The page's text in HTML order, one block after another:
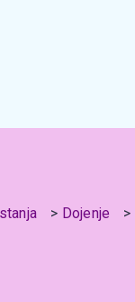
Dojenje